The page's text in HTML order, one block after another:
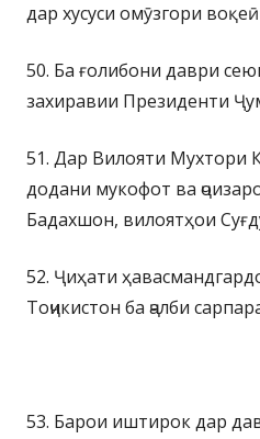
дар хусуси омӯзгори
50. Ба ғолибони даври
захиравии Президенти
51. Дар Вилояти Мухтори
додани мукофот ва
Бадахшон, вилоятҳои
52. Ҷиҳати
Тоҷикистон ба ҷалби
53. Барои иштирок дар